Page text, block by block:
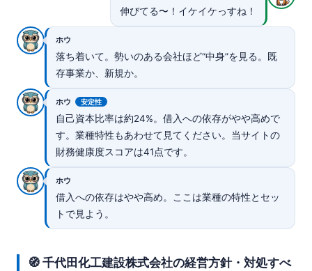
伸びてる〜！イケイケっすね！
ホウ
落ち着いて。勢いのある会社ほど“中身”を見る。既
存事業か、新規か。
ホウ 安定性
自己資本比率は約24%。借入への依存がやや高めで
す。業種特性もあわせて見てください。当サイトの
財務健康度スコアは41点です。
ホウ
借入への依存はやや高め。ここは業種の特性とセッ
トで見よう。
🧭 千代田化工建設株式会社の経営方針・対処すべ